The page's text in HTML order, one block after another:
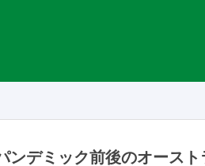
ンデミック前後のオース